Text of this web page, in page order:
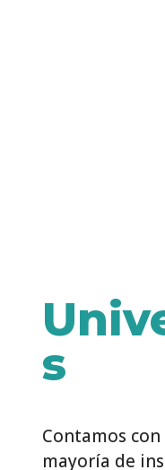
s
Contamos
mayoría de